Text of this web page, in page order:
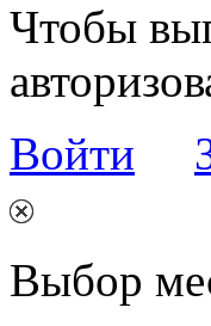
Чтобы
Войти
Выбор